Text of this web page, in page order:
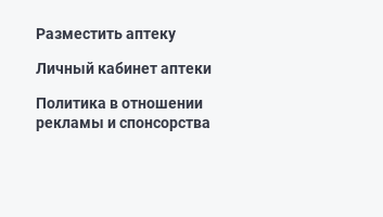
Разместить аптеку
Личный кабинет аптеки
Политика в отношении
рекламы и спонсорства